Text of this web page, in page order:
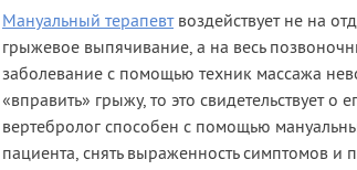
Мануальный терапевтвоздействует не на
грыжевое выпячивание, а на весь
заболевание с помощью техник массажа
«вправить» грыжу, то это свидетельствует
вертебролог способен с помощью
пациента, снять выраженность симптомов и